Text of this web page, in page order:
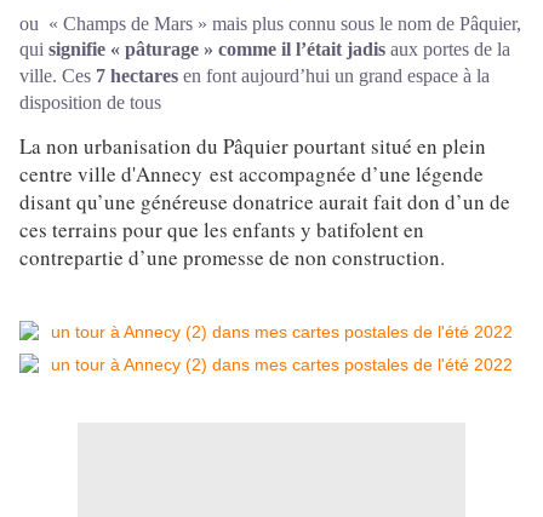
ou « Champs de Mars » mais plus connu sous le nom de Pâquier,
qui signifie « pâturage » comme il l’était jadis aux portes de la
ville. Ces 7 hectares en font aujourd’hui un grand espace à la
disposition de tous
La non urbanisation du Pâquier pourtant situé en plein
centre ville d'Annecy est accompagnée d’une légende
disant qu’une généreuse donatrice aurait fait don d’un de
ces terrains pour que les enfants y batifolent en
contrepartie d’une promesse de non construction.